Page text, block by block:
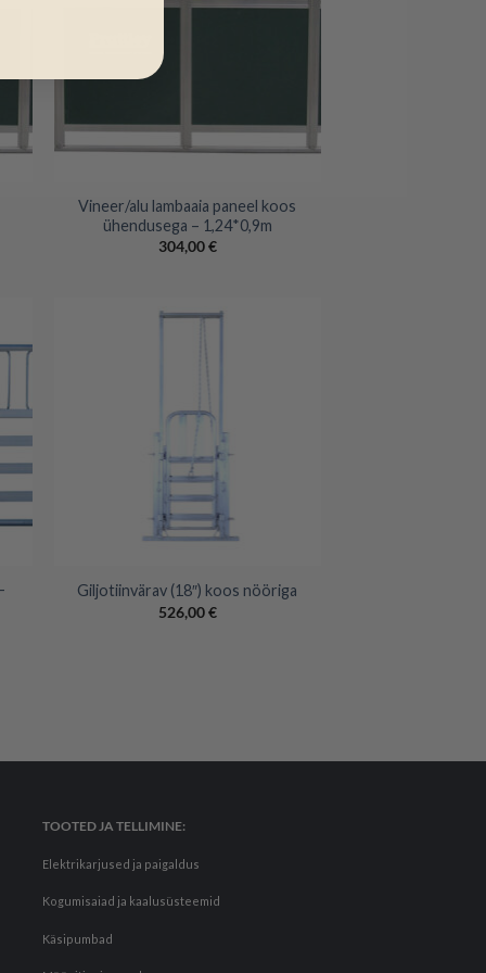
Vineer/alu lambaaia paneel koos
ühendusega – 1,24*0,9m
304,00€
Giljotiinvärav (18″) koos nööriga
526,00€
TOOTED JA TELLIMINE:
Elektrikarjused ja paigaldus
Kogumisaiad ja kaalusüsteemid
Käsipumbad